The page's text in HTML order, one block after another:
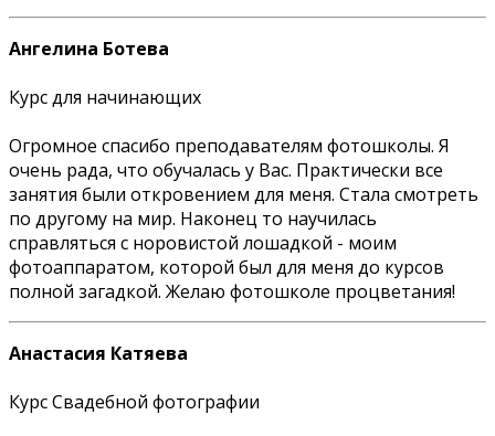
Ангелина Ботева
Курс для начинающих
Огромное спасибо преподавателям фотошколы. Я
очень рада, что обучалась у Вас. Практически все
занятия были откровением для меня. Стала смотреть
по другому на мир. Наконец то научилась
справляться с норовистой лошадкой - моим
фотоаппаратом, которой был для меня до курсов
полной загадкой. Желаю фотошколе процветания!
Анастасия Катяева
Курс Свадебной фотографии